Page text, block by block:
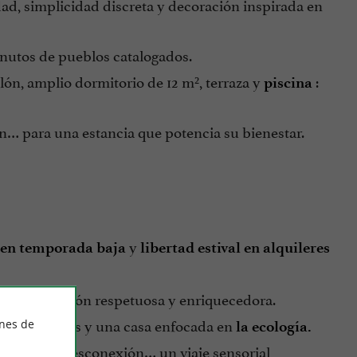
de pueblos catalogados.
amplio dormitorio de 12 m², terraza y piscina :
para una estancia que potencia su bienestar.
temporada baja y libertad estival en alquileres
inmersión respetuosa y enriquecedora.
huéspedes y una casa enfocada en la ecología.
desconexión… un viaje sensorial
de